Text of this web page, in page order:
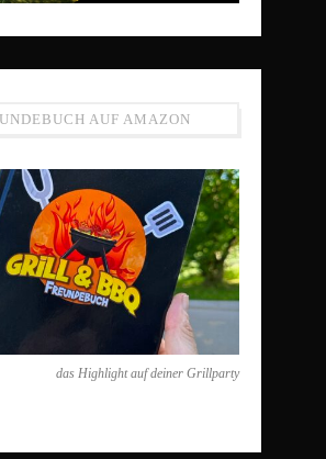
AUF AMAZON
das Highlight auf deiner Grillparty